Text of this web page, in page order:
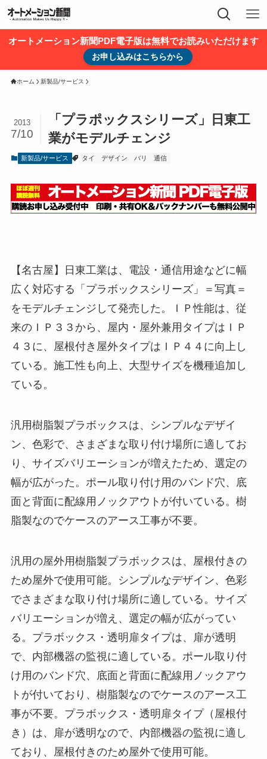
オートメーション新聞PDF電子版は無料でお読みいただけます
お申し込みはこちらから
ホーム 新製品/サービス
「プラポックスシリーズ」日東工
業がモデルチェンジ
2013
7/10
新製品/サービス タイ デザイン バリ 通信
【名古屋】日東工業は、電設・通信用途などに幅
広く対応する「プラボックスシリーズ」＝写真＝
をモデルチェンジして発売した。ＩＰ性能は、従
来のＩＰ３３から、屋内・屋外兼用タイプはＩＰ
４３に、屋根付き屋外タイプはＩＰ４４に向上し
ている。施工性も向上、大型サイズを機種追加し
ている。
汎用樹脂製プラボックスは、シンプルなデザイ
ン、色彩で、さまざまな取り付け場所に適してお
り、サイズバリエーションが増えたため、選定の
幅が広がった。ポール取り付け用のバンド穴、底
面と背面に配線用ノックアウトが付いている。樹
脂製なのでケースのアース工事が不要。
汎用の屋外用樹脂製プラボックスは、屋根付きの
ため屋外で使用可能。シンプルなデザイン、色彩
でさまざまな取り付け場所に適している。サイズ
バリエーションが増え、選定の幅が広がってい
る。プラボックス・透明扉タイプは、扉が透明
で、内部機器の監視に適している。ポール取り付
け用のバンド穴、底面と背面に配線用ノックアウ
トが付いており、樹脂製なのでケースのアース工
事が不要。プラボックス・透明扉タイプ（屋根付
き）は、扉が透明なので、内部機器の監視に適し
ており、屋根付きのため屋外で使用可能。